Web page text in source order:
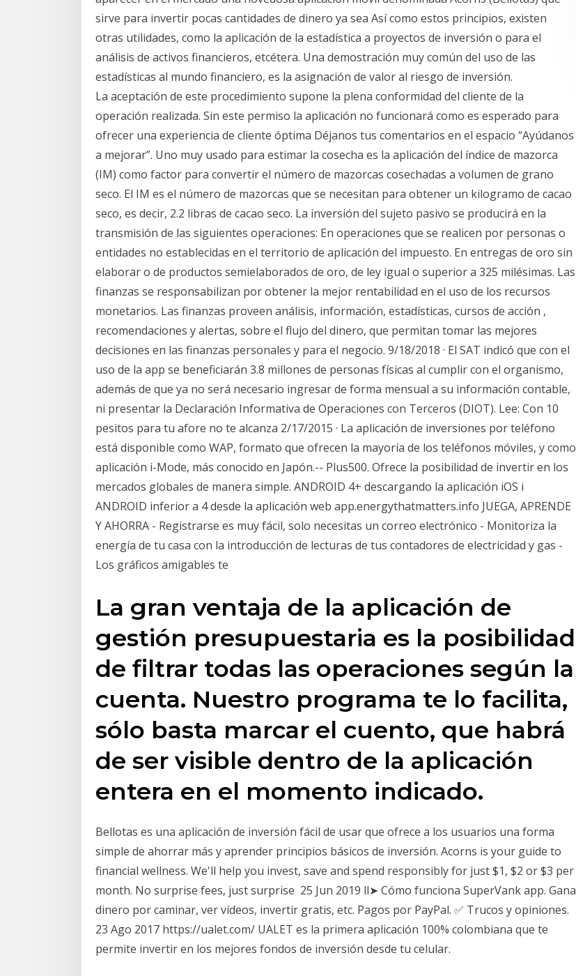
sirve para invertir pocas cantidades de dinero ya sea Así como estos principios, existen
otras utilidades, como la aplicación de la estadística a proyectos de inversión o para el
análisis de activos financieros, etcétera. Una demostración muy común del uso de las
estadísticas al mundo financiero, es la asignación de valor al riesgo de inversión.
La aceptación de este procedimiento supone la plena conformidad del cliente de la
operación realizada. Sin este permiso la aplicación no funcionará como es esperado para
ofrecer una experiencia de cliente óptima Déjanos tus comentarios en el espacio “Ayúdanos
a mejorar”. Uno muy usado para estimar la cosecha es la aplicación del índice de mazorca
(IM) como factor para convertir el número de mazorcas cosechadas a volumen de grano
seco. El IM es el número de mazorcas que se necesitan para obtener un kilogramo de cacao
seco, es decir, 2.2 libras de cacao seco. La inversión del sujeto pasivo se producirá en la
transmisión de las siguientes operaciones: En operaciones que se realicen por personas o
entidades no establecidas en el territorio de aplicación del impuesto. En entregas de oro sin
elaborar o de productos semielaborados de oro, de ley igual o superior a 325 milésimas. Las
finanzas se responsabilizan por obtener la mejor rentabilidad en el uso de los recursos
monetarios. Las finanzas proveen análisis, información, estadísticas, cursos de acción ,
recomendaciones y alertas, sobre el flujo del dinero, que permitan tomar las mejores
decisiones en las finanzas personales y para el negocio. 9/18/2018 · El SAT indicó que con el
uso de la app se beneficiarán 3.8 millones de personas físicas al cumplir con el organismo,
además de que ya no será necesario ingresar de forma mensual a su información contable,
ni presentar la Declaración Informativa de Operaciones con Terceros (DIOT). Lee: Con 10
pesitos para tu afore no te alcanza 2/17/2015 · La aplicación de inversiones por teléfono
está disponible como WAP, formato que ofrecen la mayoría de los teléfonos móviles, y como
aplicación i-Mode, más conocido en Japón.-- Plus500. Ofrece la posibilidad de invertir en los
mercados globales de manera simple. ANDROID 4+ descargando la aplicación iOS i
ANDROID inferior a 4 desde la aplicación web app.energythatmatters.info JUEGA, APRENDE
Y AHORRA - Registrarse es muy fácil, solo necesitas un correo electrónico - Monitoriza la
energía de tu casa con la introducción de lecturas de tus contadores de electricidad y gas -
Los gráficos amigables te
La gran ventaja de la aplicación de
gestión presupuestaria es la posibilidad
de filtrar todas las operaciones según la
cuenta. Nuestro programa te lo facilita,
sólo basta marcar el cuento, que habrá
de ser visible dentro de la aplicación
entera en el momento indicado.
Bellotas es una aplicación de inversión fácil de usar que ofrece a los usuarios una forma
simple de ahorrar más y aprender principios básicos de inversión. Acorns is your guide to
financial wellness. We'll help you invest, save and spend responsibly for just $1, $2 or $3 per
month. No surprise fees, just surprise 25 Jun 2019 ll➤ Cómo funciona SuperVank app. Gana
dinero por caminar, ver vídeos, invertir gratis, etc. Pagos por PayPal. ✅ Trucos y opiniones.
23 Ago 2017 https://ualet.com/ UALET es la primera aplicación 100% colombiana que te
permite invertir en los mejores fondos de inversión desde tu celular.